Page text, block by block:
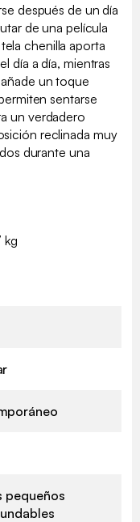
después de un día
de una película
chenilla aporta
día a día, mientras
un toque
sentarse
un verdadero
reclinada muy
durante una
kg
pequeños